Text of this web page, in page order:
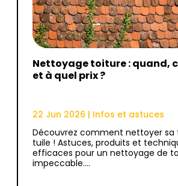
Nettoyage toiture : quand,
et à quel prix ?
22 Jun 2026 | Infos et astuces
Découvrez comment nettoyer sa
tuile ! Astuces, produits et
efficaces pour un nettoyage de
impeccable.…